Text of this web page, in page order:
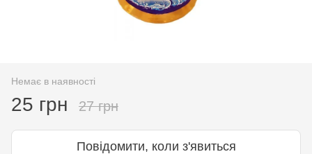
Немає в наявності
25 грн 27 грн
Повідомити, коли з'явиться